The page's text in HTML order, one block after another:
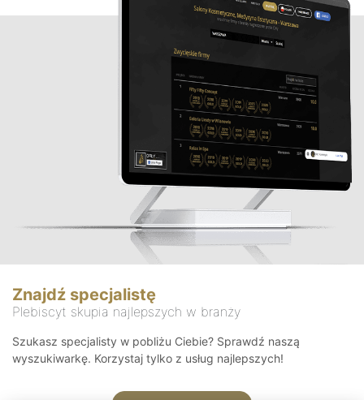
Znajdź specjalistę
Plebiscyt skupia najlepszych w branży
Szukasz specjalisty w pobliżu Ciebie? Sprawdź naszą
wyszukiwarkę. Korzystaj tylko z usług najlepszych!